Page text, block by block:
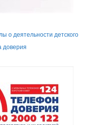
о деятельности детского
доверия